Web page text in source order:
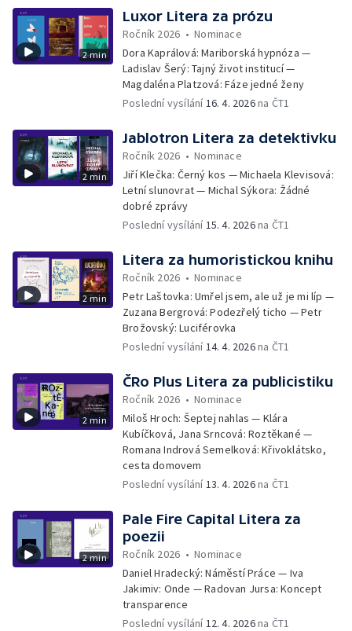
2 min
Luxor Litera za prózu
Ročník 2026 •Nominace
Dora Kaprálová: Mariborská hypnóza —
Ladislav Šerý: Tajný život institucí —
Magdaléna Platzová: Fáze jedné ženy
Poslední vysílání16. 4. 2026na ČT1
2 min
Jablotron Litera za detektivku
Ročník 2026 •Nominace
Jiří Klečka: Černý kos — Michaela Klevisová:
Letní slunovrat — Michal Sýkora: Žádné
dobré zprávy
Poslední vysílání15. 4. 2026na ČT1
2 min
Litera za humoristickou knihu
Ročník 2026 •Nominace
Petr Laštovka: Umřel jsem, ale už je mi líp —
Zuzana Bergrová: Podezřelý ticho — Petr
Brožovský: Luciférovka
Poslední vysílání14. 4. 2026na ČT1
2 min
ČRo Plus Litera za publicistiku
Ročník 2026 •Nominace
Miloš Hroch: Šeptej nahlas — Klára
Kubíčková, Jana Srncová: Roztěkané —
Romana Indrová Semelková: Křivoklátsko,
cesta domovem
Poslední vysílání13. 4. 2026na ČT1
2 min
Pale Fire Capital Litera za
poezii
Ročník 2026 •Nominace
Daniel Hradecký: Náměstí Práce — Iva
Jakimiv: Onde — Radovan Jursa: Koncept
transparence
Poslední vysílání12. 4. 2026na ČT1